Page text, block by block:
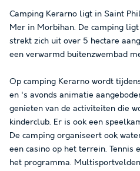
Camping Kerarno ligt in Saint
Mer in Morbihan. De camping
strekt zich uit over 5 hectare
een verwarmd buitenzwembad
Op camping Kerarno wordt
en 's avonds animatie
genieten van de activiteiten die
kinderclub. Er is ook een
De camping organiseert ook
een casino op het terrein. Tennis
het programma.